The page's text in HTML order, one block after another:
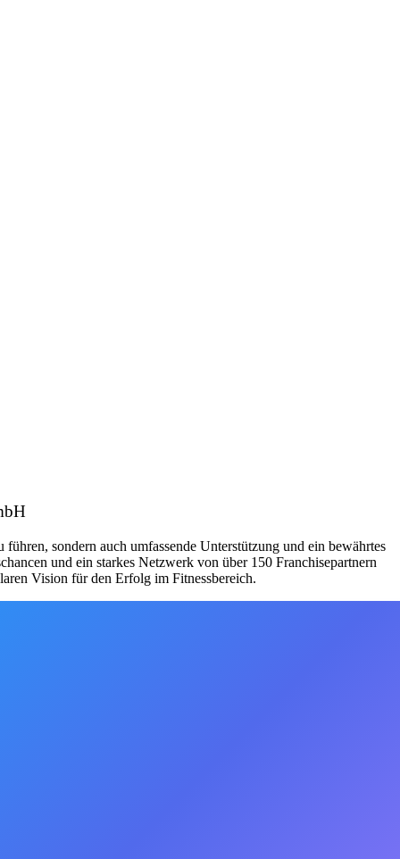
sondern auch umfassende Unterstützung und ein bewährtes
und ein starkes Netzwerk von über 150 Franchisepartnern
Vision für den Erfolg im Fitnessbereich.